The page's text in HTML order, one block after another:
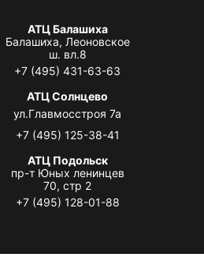
АТЦ Балашиха
Балашиха, Леоновское
ш. вл.8
+7 (495) 431-63-63
АТЦ Солнцево
ул.Главмосстроя 7а
+7 (495) 125-38-41
АТЦ Подольск
пр-т Юных ленинцев
70, стр 2
+7 (495) 128-01-88